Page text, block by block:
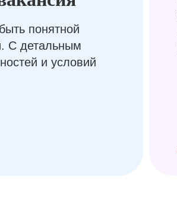
понятной
С детальным
и условий